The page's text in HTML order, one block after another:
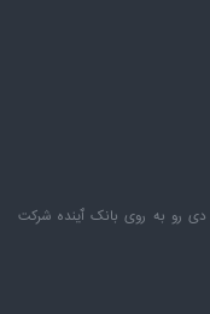
رو به روی بانک ٱینده شرکت